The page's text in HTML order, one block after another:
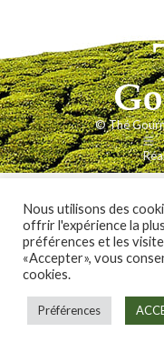
© Thé
Nous utilisons des
offrir l'expérience la
préférences et les
«Accepter», vous
cookies.
Préférences